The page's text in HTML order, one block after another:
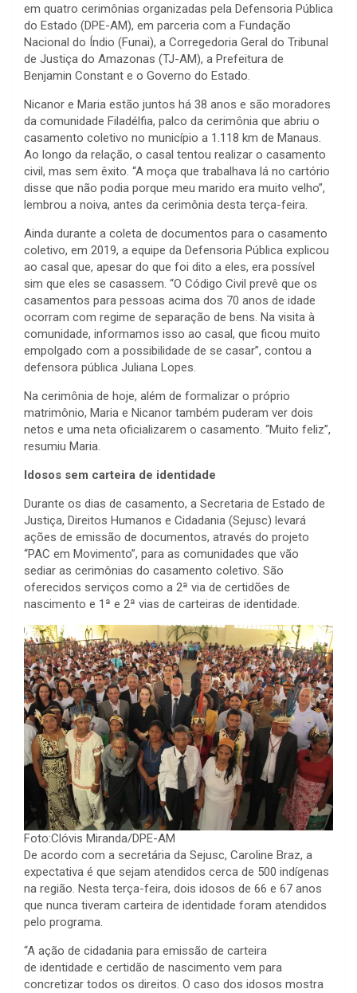
em quatro cerimônias organizadas pela Defensoria Pública
do Estado (DPE-AM), em parceria com a Fundação
Nacional do Índio (Funai), a Corregedoria Geral do Tribunal
de Justiça do Amazonas (TJ-AM), a Prefeitura de
Benjamin Constant e o Governo do Estado.
Nicanor e Maria estão juntos há 38 anos e são moradores
da comunidade Filadélfia, palco da cerimônia que abriu o
casamento coletivo no município a 1.118 km de Manaus.
Ao longo da relação, o casal tentou realizar o casamento
civil, mas sem êxito. “A moça que trabalhava lá no cartório
disse que não podia porque meu marido era muito velho”,
lembrou a noiva, antes da cerimônia desta terça-feira.
Ainda durante a coleta de documentos para o casamento
coletivo, em 2019, a equipe da Defensoria Pública explicou
ao casal que, apesar do que foi dito a eles, era possível
sim que eles se casassem. “O Código Civil prevê que os
casamentos para pessoas acima dos 70 anos de idade
ocorram com regime de separação de bens. Na visita à
comunidade, informamos isso ao casal, que ficou muito
empolgado com a possibilidade de se casar”, contou a
defensora pública Juliana Lopes.
Na cerimônia de hoje, além de formalizar o próprio
matrimônio, Maria e Nicanor também puderam ver dois
netos e uma neta oficializarem o casamento. “Muito feliz”,
resumiu Maria.
Idosos sem carteira de identidade
Durante os dias de casamento, a Secretaria de Estado de
Justiça, Direitos Humanos e Cidadania (Sejusc) levará
ações de emissão de documentos, através do projeto
“PAC em Movimento”, para as comunidades que vão
sediar as cerimônias do casamento coletivo. São
oferecidos serviços como a 2ª via de certidões de
nascimento e 1ª e 2ª vias de carteiras de identidade.
Foto:Clóvis Miranda/DPE-AM
De acordo com a secretária da Sejusc, Caroline Braz, a
expectativa é que sejam atendidos cerca de 500 indígenas
na região. Nesta terça-feira, dois idosos de 66 e 67 anos
que nunca tiveram carteira de identidade foram atendidos
pelo programa.
“A ação de cidadania para emissão de carteira
de identidade e certidão de nascimento vem para
concretizar todos os direitos. O caso dos idosos mostra